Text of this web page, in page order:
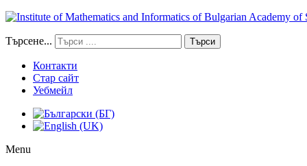
Търсене... Търси
Контакти
Стар сайт
Уебмейл
Menu